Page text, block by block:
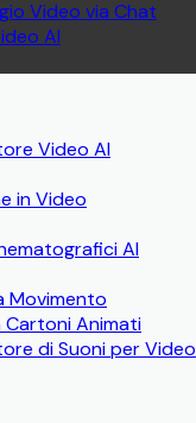
Video via Chat
AI
Video AI
in Video
AI
Movimento
Cartoni Animati
di Suoni per Video